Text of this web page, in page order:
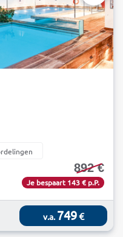
892 €
Je bespaart 143 € p.P.
v.a.749€